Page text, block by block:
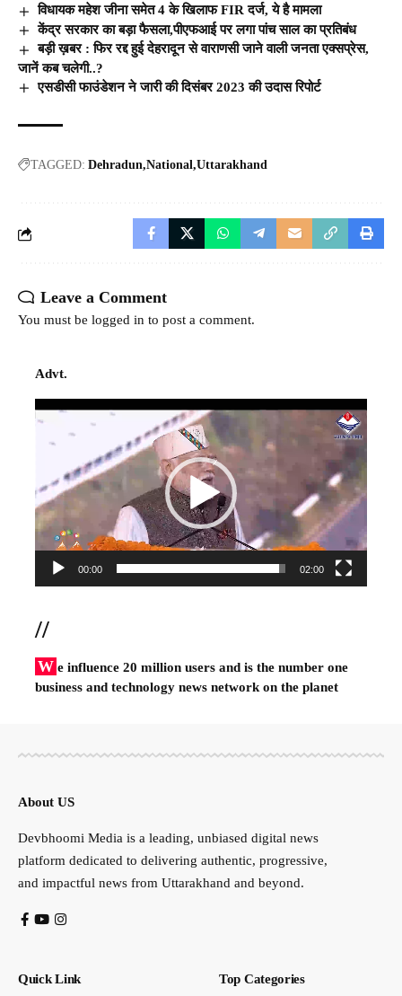
विधायक महेश जीना समेत 4 के खिलाफ FIR दर्ज, ये है मामला
केंद्र सरकार का बड़ा फैसला,पीएफआई पर लगा पांच साल का प्रतिबंध
बड़ी ख़बर : फिर रद्द हुई देहरादून से वाराणसी जाने वाली जनता एक्सप्रेस,
जानें कब चलेगी..?
एसडीसी फाउंडेशन ने जारी की दिसंबर 2023 की उदास रिपोर्ट
TAGGED: Dehradun National Uttarakhand
Leave a Comment
You must be logged in to post a comment.
Advt.
Video
00:00 02:00
//
W e influence 20 million users and is the number one
business and technology news network on the planet
About US
Devbhoomi Media is a leading, unbiased digital news
platform dedicated to delivering authentic, progressive,
and impactful news from Uttarakhand and beyond.
Quick Link Top Categories